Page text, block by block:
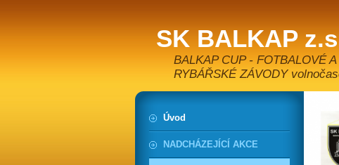
SK BALKAP
BALKAP CUP - FOTBALOVÉ
RYBÁŘSKÉ ZÁVODY
Úvod
NADCHÁZEJÍCÍ AKCE